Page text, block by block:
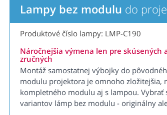
Lampy bez modulu do
Produktové číslo lampy: LMP-C190
Náročnejšia výmena len pre skúsených
zručných
Montáž samostatnej výbojky do
modulu projektora je omnoho zložitejšia,
kompletného modulu aj s lampou. Vybrať
variantov lámp bez modulu - originálny